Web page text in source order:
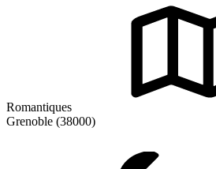
Romantiques
Grenoble (38000)